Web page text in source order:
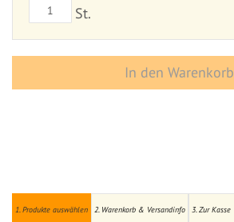
1. Produkte auswählen 2. Warenkorb & Versandinfo 3. Zur Kasse
St.
In den Warenkorb